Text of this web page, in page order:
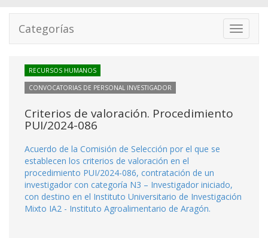
Toggle
Categorías
RECURSOS HUMANOS
CONVOCATORIAS DE PERSONAL INVESTIGADOR
Criterios de valoración. Procedimiento
PUI/2024-086
Acuerdo de la Comisión de Selección por el que se
establecen los criterios de valoración en el
procedimiento PUI/2024-086, contratación de un
investigador con categoría N3 – Investigador iniciado,
con destino en el Instituto Universitario de Investigación
Mixto IA2 - Instituto Agroalimentario de Aragón.